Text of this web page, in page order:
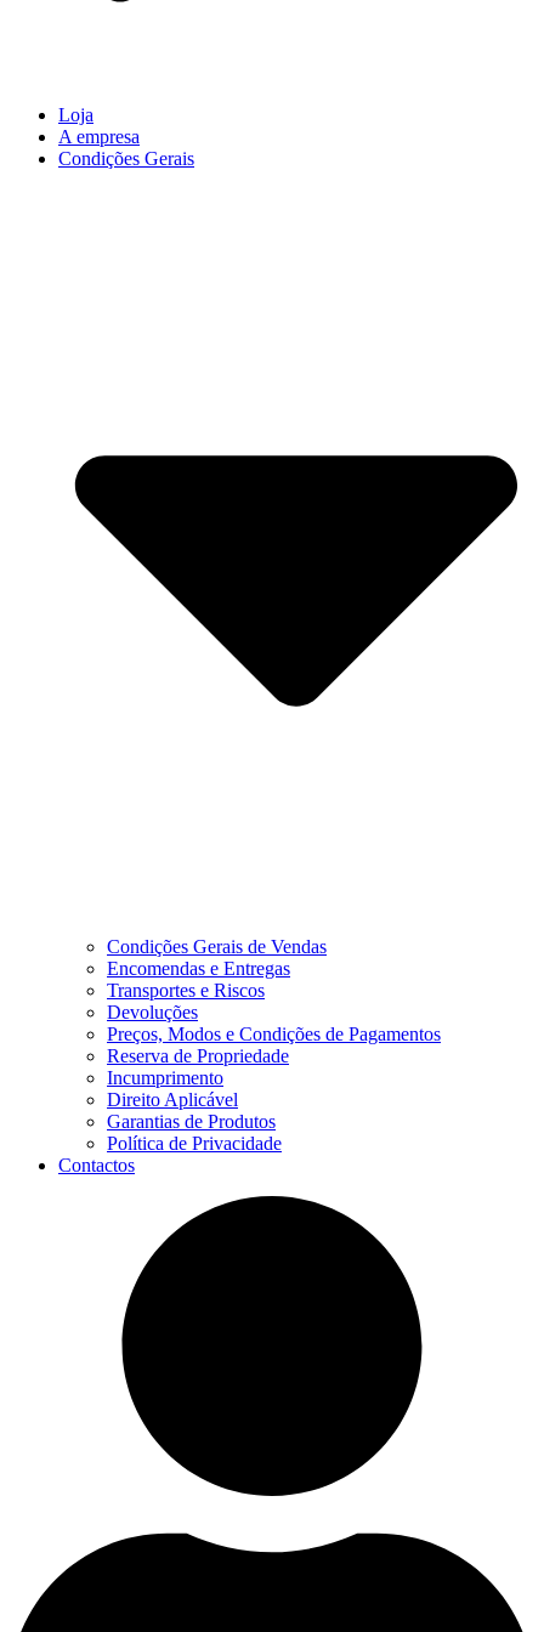
Loja
A empresa
Condições Gerais
Condições Gerais de Vendas
Encomendas e Entregas
Transportes e Riscos
Devoluções
Preços, Modos e Condições de Pagamentos
Reserva de Propriedade
Incumprimento
Direito Aplicável
Garantias de Produtos
Política de Privacidade
Contactos